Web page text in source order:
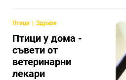
Птици Здраве
Птици у дома -
съвети от
ветеринарни
лекари